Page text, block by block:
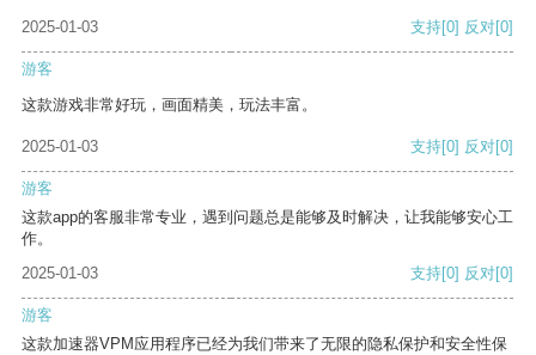
2025-01-03 支持[0] 反对[0]
游客
这款游戏非常好玩，画面精美，玩法丰富。
2025-01-03 支持[0] 反对[0]
游客
这款app的客服非常专业，遇到问题总是能够及时解决，让我能够安心工
作。
2025-01-03
支持[0] 反对[0]
游客
这款加速器VPM应用程序已经为我们带来了无限的隐私保护和安全性保